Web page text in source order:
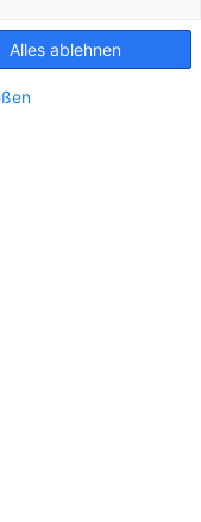
Alles ablehnen